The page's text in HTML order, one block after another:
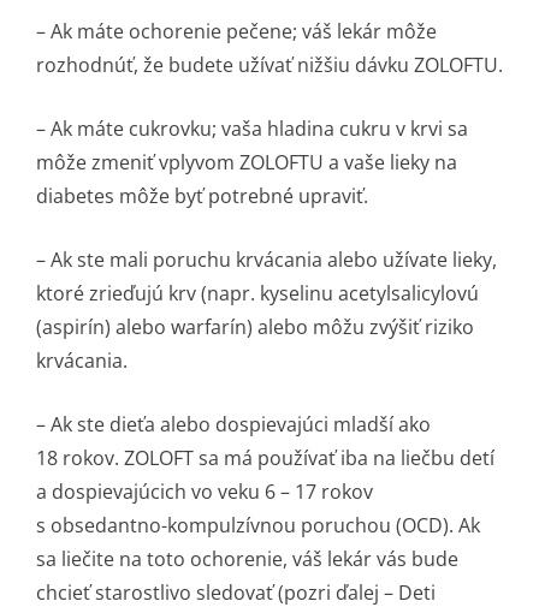
– Ak máte ochorenie pečene; váš lekár môže
rozhodnúť, že budete užívať nižšiu dávku ZOLOFTU.
– Ak máte cukrovku; vaša hladina cukru v krvi sa
môže zmeniť vplyvom ZOLOFTU a vaše lieky na
diabetes môže byť potrebné upraviť.
– Ak ste mali poruchu krvácania alebo užívate lieky,
ktoré zrieďujú krv (napr. kyselinu acetylsalicylovú
(aspirín) alebo warfarín) alebo môžu zvýšiť riziko
krvácania.
– Ak ste dieťa alebo dospievajúci mladší ako
18 rokov. ZOLOFT sa má používať iba na liečbu detí
a dospievajúcich vo veku 6 – 17 rokov
s obsedantno-kompulzívnou poruchou (OCD). Ak
sa liečite na toto ochorenie, váš lekár vás bude
chcieť starostlivo sledovať (pozri ďalej – Deti